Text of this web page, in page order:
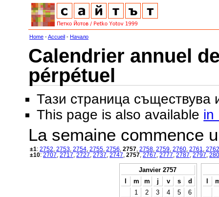
Home -Accueil - Начало
Calendrier annuel
pérpétuel
Тази страница съществува
This page is also available in
La semaine commence
±1: 2752 2753 2754 2755 2756 2757 2758 2759 2760 2761
2762
±10: 2707 2717 2727 2737 2747 2757 2767 2777 2787 2797
Janvier 2757
l
m m j v s
d
1
2 3 4 5
6
l